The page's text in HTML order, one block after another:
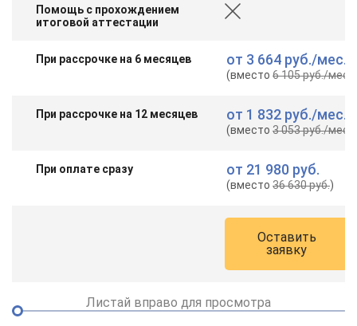
Помощь с прохождением
итоговой аттестации
При рассрочке на 6 месяцев от 3 664 руб./мес.
(вместо6 105 руб./мес.
При рассрочке на 12 месяцев от 1 832 руб./мес.
(вместо3 053 руб./мес.
При оплате сразу от 21 980 руб.
(вместо36 630 руб.)
Оставить
заявку
Листай вправо для просмотра